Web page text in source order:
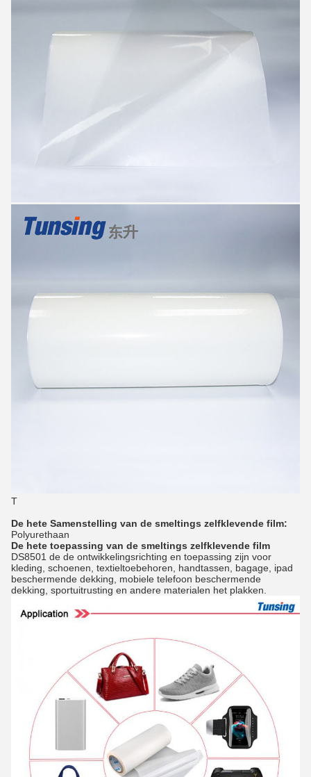
T
De hete Samenstelling van de smeltings zelfklevende film:
Polyurethaan
De hete toepassing van de smeltings zelfklevende film
DS8501 de de ontwikkelingsrichting en toepassing zijn voor
kleding, schoenen, textieltoebehoren, handtassen, bagage, ipad
beschermende dekking, mobiele telefoon beschermende
dekking, sportuitrusting en andere materialen het plakken.